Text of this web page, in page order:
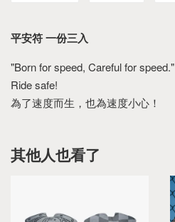
平安符 一份三入
"Born for speed, Careful for speed."
Ride safe!
為了速度而生，也為速度小心！
其他人也看了